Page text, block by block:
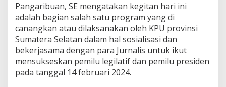
e
a
C
o
f
f
e
Pangaribuan, SE mengatakan kegitan hari ini
adalah bagian salah satu program yang di
canangkan atau dilaksanakan oleh KPU provinsi
Sumatera Selatan dalam hal sosialisasi dan
bekerjasama dengan para Jurnalis untuk ikut
mensukseskan pemilu legilatif dan pemilu presiden
pada tanggal 14 februari 2024.